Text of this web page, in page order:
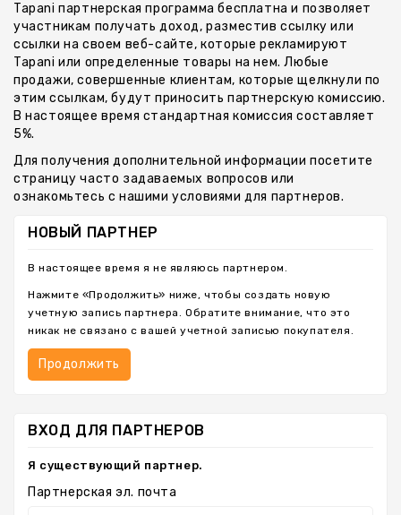
Кошельки
XL
Борсетки
Ремни
Сумки
Шеврони
Ключницы
Tapani партнерская программа бесплатна и позволяет
участникам получать доход, разместив ссылку или
ссылки на своем веб-сайте, которые рекламируют
Tapani или определенные товары на нем. Любые
продажи, совершенные клиентам, которые щелкнули по
этим ссылкам, будут приносить партнерскую комиссию.
В настоящее время стандартная комиссия составляет
5%.
Для получения дополнительной информации посетите
страницу часто задаваемых вопросов или
ознакомьтесь с нашими условиями для партнеров.
НОВЫЙ ПАРТНЕР
В настоящее время я не являюсь партнером.
Нажмите «Продолжить» ниже, чтобы создать новую
учетную запись партнера. Обратите внимание, что это
никак не связано с вашей учетной записью покупателя.
Продолжить
ВХОД ДЛЯ ПАРТНЕРОВ
Я существующий партнер.
Партнерская эл. почта